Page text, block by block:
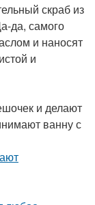
скраб из
да, самого
и наносят
и
и делают
ванну с